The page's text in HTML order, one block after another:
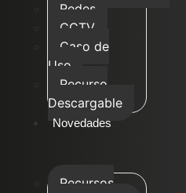
Redes
CCTV
Caso de
Uso
Recurso
Descargable
Novedades
Recursos